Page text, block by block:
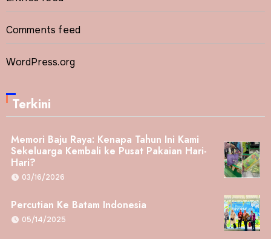
Comments feed
WordPress.org
Terkini
Memori Baju Raya: Kenapa Tahun Ini Kami
Sekeluarga Kembali ke Pusat Pakaian Hari-
Hari?
03/16/2026
Percutian Ke Batam Indonesia
05/14/2025